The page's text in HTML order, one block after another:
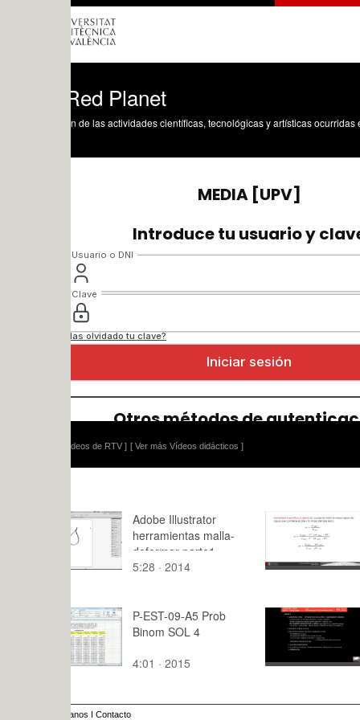
Planet
de las actividades científicas, tecnológicas y artísticas ocurridas en los tres
[ Ver más Vídeos didácticos ]
Adobe Illustrator
herramientas malla-
deformar parte1
5:28 · 2014
conceptos
10:41 ·
P-EST-09-A5 Prob
Binom SOL 4
4:01 · 2015
JARDI DEL
125:57 ·